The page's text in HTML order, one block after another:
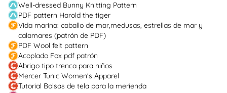
Well-dressed Bunny Knitting Pattern
PDF pattern Harold the tiger
Vida marina: caballo de mar,medusas, estrellas de mar y
calamares (patrón de PDF)
PDF Wool felt pattern
Acoplado Fox pdf patrón
Abrigo tipo trenca para niños
Mercer Tunic Women's Apparel
Tutorial Bolsas de tela para la merienda